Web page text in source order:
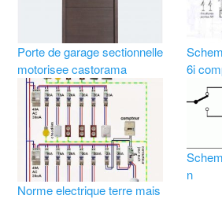
Porte de garage sectionnelle
motorisee castorama
6i
Norme electrique terre mais
n